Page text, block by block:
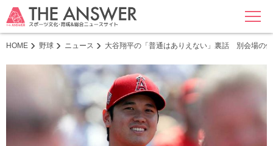
MENU
HOME 野球 ニュース 大谷翔平の「普通はありえない」裏話 別会場の